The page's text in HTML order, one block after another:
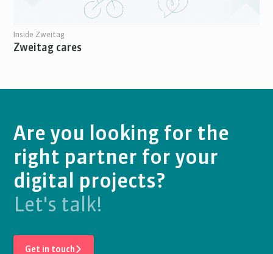
Inside Zweitag
Zweitag cares
Are you looking for the
right partner for your
digital projects?
Let's talk!
Get in touch